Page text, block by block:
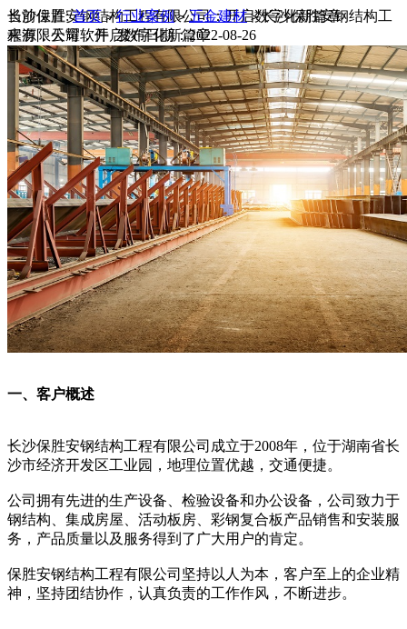
当前位置:首页 > 行业案例 > 五金建材 >长沙保胜安钢结构工
程有限公司：开启数字化新篇章
长沙保胜安钢结构工程有限公司：开启数字化新篇章
来源：天耀软件 发布日期：2022-08-26
一、客户概述
长沙保胜安钢结构工程有限公司成立于2008年，位于湖南省长
沙市经济开发区工业园，地理位置优越，交通便捷。
公司拥有先进的生产设备、检验设备和办公设备，公司致力于
钢结构、集成房屋、活动板房、彩钢复合板产品销售和安装服
务，产品质量以及服务得到了广大用户的肯定。
保胜安钢结构工程有限公司坚持以人为本，客户至上的企业精
神，坚持团结协作，认真负责的工作作风，不断进步。